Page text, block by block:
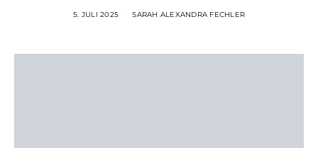
5. JULI 2025 SARAH ALEXANDRA FECHLER